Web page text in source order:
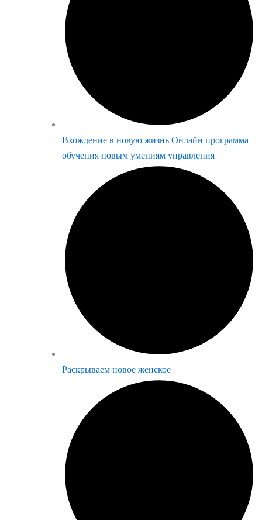
Вхождение в новую жизнь Онлайн программа
обучения новым умениям управления
Раскрываем новое женское